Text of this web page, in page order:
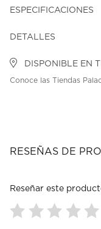
ESPECIFICACIONES
DETALLES
DISPONIBLE EN
Conoce las Tiendas
RESEÑAS DE
Reseñar este